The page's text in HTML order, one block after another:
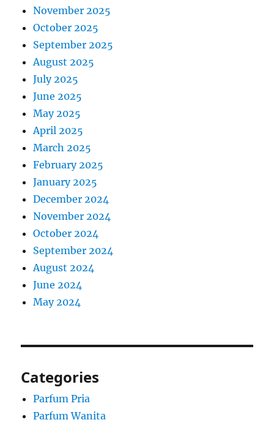
November 2025
October 2025
September 2025
August 2025
July 2025
June 2025
May 2025
April 2025
March 2025
February 2025
January 2025
December 2024
November 2024
October 2024
September 2024
August 2024
June 2024
May 2024
Categories
Parfum Pria
Parfum Wanita